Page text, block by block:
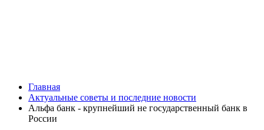
Главная
Актуальные советы и последние новости
Альфа банк - крупнейший не государственный банк в
России